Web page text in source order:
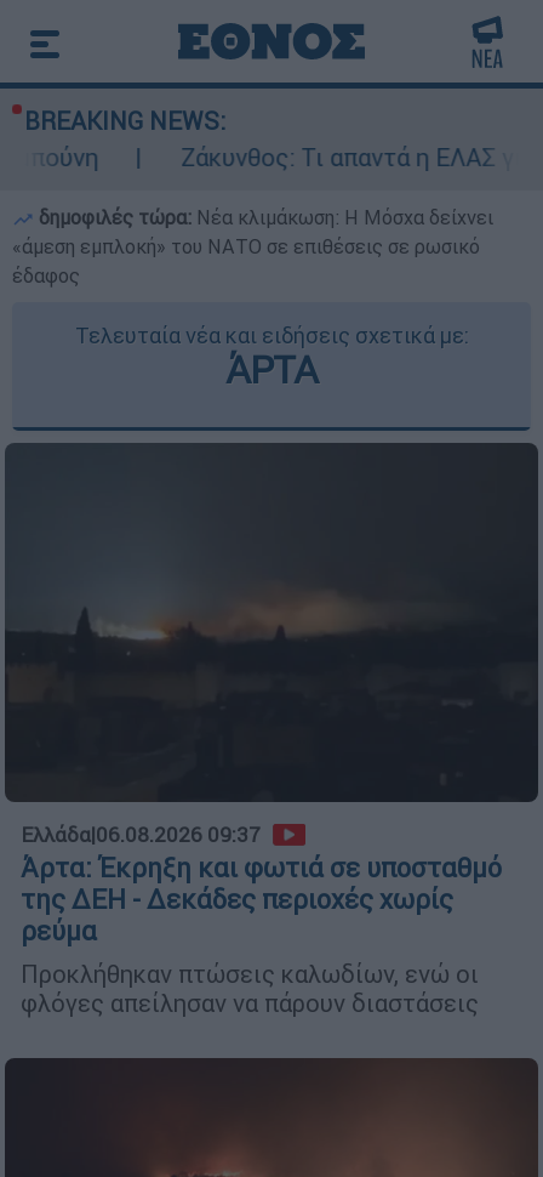
BREAKING NEWS:
Ζάκυνθος: Τι απαντά η ΕΛΑΣ για τους 8
δημοφιλές τώρα: Νέα κλιμάκωση: Η Μόσχα δείχνει
«άμεση εμπλοκή» του ΝΑΤΟ σε επιθέσεις σε ρωσικό
έδαφος
Τελευταία νέα και ειδήσεις σχετικά με:
ΆΡΤΑ
Ελλάδα|06.08.2026 09:37
Άρτα: Έκρηξη και φωτιά σε υποσταθμό
της ΔΕΗ - Δεκάδες περιοχές χωρίς
ρεύμα
Προκλήθηκαν πτώσεις καλωδίων, ενώ οι
φλόγες απείλησαν να πάρουν διαστάσεις